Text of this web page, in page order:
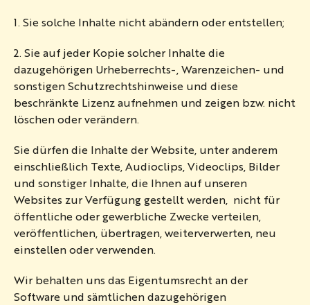
1. Sie solche Inhalte nicht abändern oder entstellen;
2. Sie auf jeder Kopie solcher Inhalte die
dazugehörigen Urheberrechts-, Warenzeichen- und
sonstigen Schutzrechtshinweise und diese
beschränkte Lizenz aufnehmen und zeigen bzw. nicht
löschen oder verändern.
Sie dürfen die Inhalte der Website, unter anderem
einschließlich Texte, Audioclips, Videoclips, Bilder
und sonstiger Inhalte, die Ihnen auf unseren
Websites zur Verfügung gestellt werden, nicht für
öffentliche oder gewerbliche Zwecke verteilen,
veröffentlichen, übertragen, weiterverwerten, neu
einstellen oder verwenden.
Wir behalten uns das Eigentumsrecht an der
Software und sämtlichen dazugehörigen